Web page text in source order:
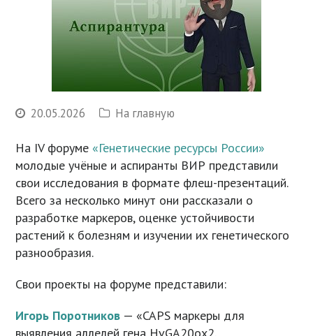
20.05.2026 На главную
На IV форуме«Генетические ресурсы России»
молодые учёные и аспиранты ВИР представили
свои исследования в формате флеш-презентаций.
Всего за несколько минут они рассказали о
разработке маркеров, оценке устойчивости
растений к болезням и изучении их генетического
разнообразия.
Свои проекты на форуме представили:
Игорь Поротников — «CAPS маркеры для